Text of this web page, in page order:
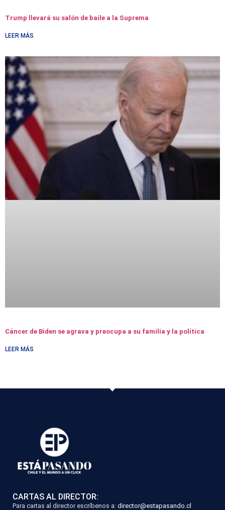
Trump llevará su salón de baile a la Suprema
LEER MÁS
Cáncer de Biden se agrava y preocupa a su familia y la política
LEER MÁS
CARTAS AL DIRECTOR:
Para cartas al director escríbenos a: director@estapasando.cl